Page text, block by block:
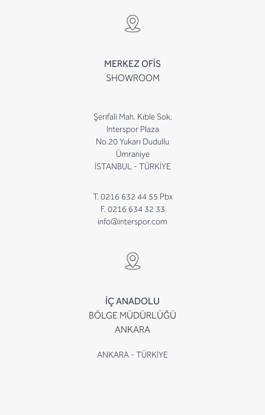
MERKEZ OFİS
SHOWROOM
Şerifali Mah. Kıble Sok.
Interspor Plaza
No.20 Yukarı Dudullu
Ümraniye
İSTANBUL - TÜRKİYE
T. 0216 632 44 55 Pbx
F. 0216 634 32 33
info@interspor.com
İÇ ANADOLU
BÖLGE MÜDÜRLÜĞÜ
ANKARA
ANKARA - TÜRKİYE